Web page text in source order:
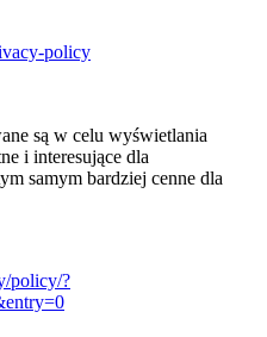
policy
są w celu wyświetlania
i interesujące dla
samym bardziej cenne dla
policy/?